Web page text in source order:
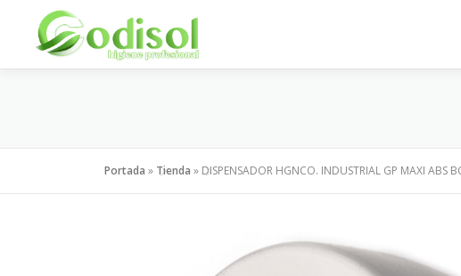
contenido
Portada » Tienda » DISPENSADOR HGNCO. INDUSTRIAL GP MAXI ABS